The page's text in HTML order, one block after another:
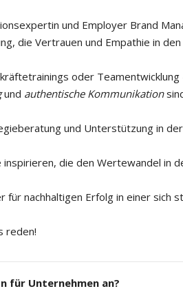
und Employer Brand
die Vertrauen und Empathie in
oder
und authentische Kommunikation
und Unterstützung in
die den Wertewandel in
für nachhaltigen Erfolg in einer sich
reden!
für Unternehmen an?